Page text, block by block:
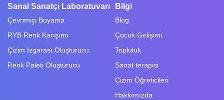
Sanal Sanatçı Laboratuvarı
Çevrimiçi Boyama
RYB Renk Karışımı
Çizim Izgarası Oluşturucu
Renk Paleti Oluşturucu
Bilgi
Blog
Çocuk Gelişimi
Topluluk
Sanat terapisi
Çizim Öğreticileri
Hakkımızda